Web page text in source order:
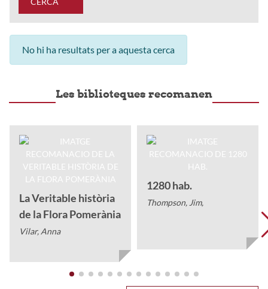
No hi ha resultats per a aquesta cerca
Les biblioteques recomanen
La Veritable història
de la Flora Pomerània
Vilar, Anna
1280 hab.
Thompson, Jim,